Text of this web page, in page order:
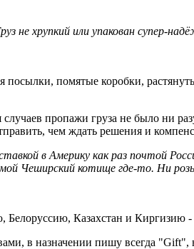
не хрупкий или упакован супер-
помятые коробки,
пропажи груза не было ни
чем ждать решения и
в Америку как раз почтой
Чеширский котище где-то. Ни
Казахстан и Киргизию -
в назначении пишу всегда